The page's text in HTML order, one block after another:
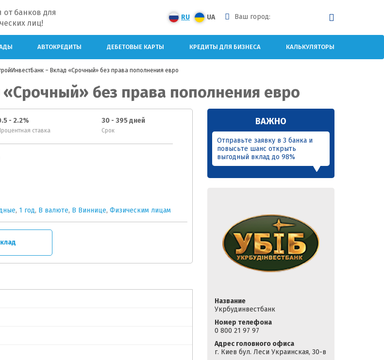
банков для
лиц!
RU UA Ваш город:
АВТОКРЕДИТЫ ДЕБЕТОВЫЕ КАРТЫ КРЕДИТЫ ДЛЯ БИЗНЕСА КАЛЬКУЛЯТОРЫ
– Вклад «Срочный» без права пополнения евро
без права пополнения евро
- 2.2%
ставка
30 - 395 дней
Срок
, 1 год, В валюте, В Виннице, Физическим лицам
ВАЖНО
Отправьте заявку в 3 банка и
повысьте шанс открыть
выгодный вклад до 98%
Название
Укрбудинвестбанк
Номер телефона
0 800 21 97 97
Адрес головного офиса
г. Киев бул. Леси Украинская, 30-в